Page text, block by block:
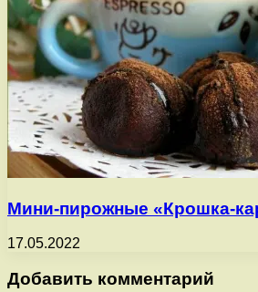
Мини-пирожные «Крошка-
17.05.2022
Добавить комментарий